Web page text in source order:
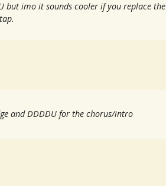
but imo it sounds cooler if you replace the
and DDDDU for the chorus/intro